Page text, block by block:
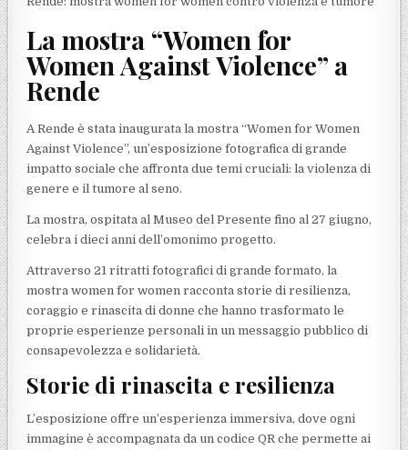
La mostra “Women for
Women Against Violence” a
Rende
A Rende è stata inaugurata la mostra “Women for Women
Against Violence”, un’esposizione fotografica di grande
impatto sociale che affronta due temi cruciali: la violenza di
genere e il tumore al seno.
La mostra, ospitata al Museo del Presente fino al 27 giugno,
celebra i dieci anni dell’omonimo progetto.
Attraverso 21 ritratti fotografici di grande formato, la
mostra women for women racconta storie di resilienza,
coraggio e rinascita di donne che hanno trasformato le
proprie esperienze personali in un messaggio pubblico di
consapevolezza e solidarietà.
Storie di rinascita e resilienza
L’esposizione offre un’esperienza immersiva, dove ogni
immagine è accompagnata da un codice QR che permette ai